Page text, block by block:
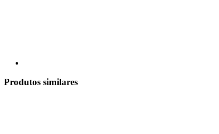
Produtos similares